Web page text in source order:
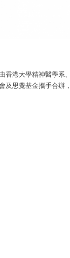
香港大學精神醫學系
及思覺基金攜手合辦